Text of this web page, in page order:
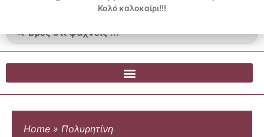
...
Blog
Home » Πολυρητίνη
Καλό καλοκαίρι!!!